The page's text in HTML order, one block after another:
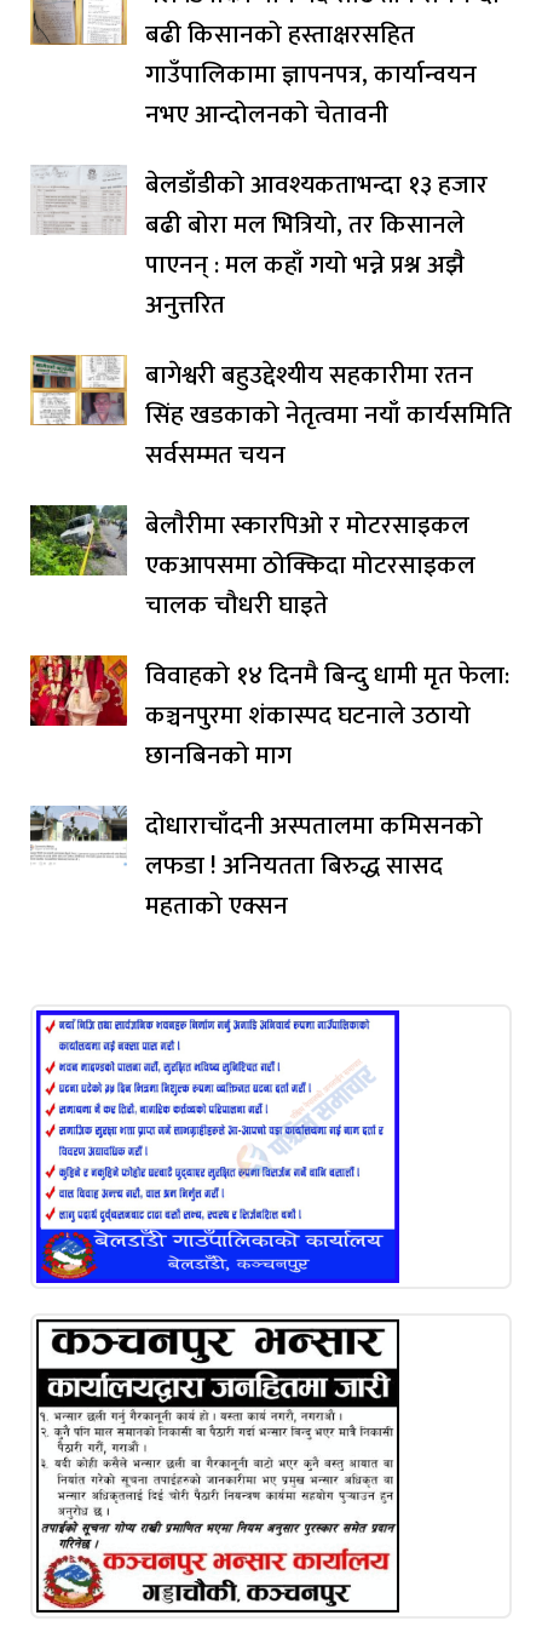
बढी किसानको हस्ताक्षरसहित
गाउँपालिकामा ज्ञापनपत्र, कार्यान्वयन
नभए आन्दोलनको चेतावनी
बेलडाँडीको आवश्यकताभन्दा १३ हजार
बढी बोरा मल भित्रियो, तर किसानले
पाएनन् : मल कहाँ गयो भन्ने प्रश्न अझै
अनुत्तरित
बागेश्वरी बहुउद्देश्यीय सहकारीमा रतन
सिंह खडकाको नेतृत्वमा नयाँ कार्यसमिति
सर्वसम्मत चयन
बेलाैरीमा स्कारपिओ र मोटरसाइकल
एकआपसमा ठोक्किदा मोटरसाइकल
चालक चौधरी घाइते
विवाहको १४ दिनमै बिन्दु धामी मृत फेला:
कञ्चनपुरमा शंकास्पद घटनाले उठायो
छानबिनको माग
दोधाराचाँदनी अस्पतालमा कमिसनको
लफडा ! अनियतता बिरुद्ध सासद
महताको एक्सन